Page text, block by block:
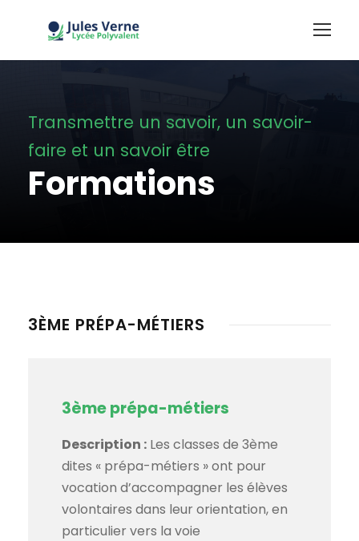
Transmettre un savoir, un savoir-
faire et un savoir être
Formations
3ÈME PRÉPA-MÉTIERS
3ème prépa-métiers
Description : Les classes de 3ème
dites « prépa-métiers » ont pour
vocation d’accompagner les élèves
volontaires dans leur orientation, en
particulier vers la voie